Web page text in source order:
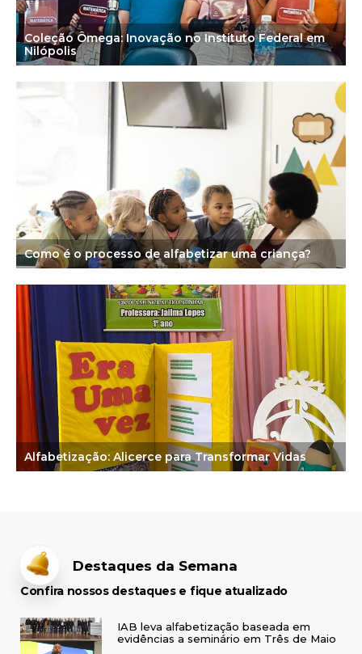
Coleção Ômega: Inovação no Instituto Federal em
Nilópolis
Como é o processo de alfabetizar uma criança?
Alfabetização: Alicerce para Transformar Vidas
Destaques da Semana
Confira nossos destaques e fique atualizado
IAB leva alfabetização baseada em
evidências a seminário em Três de Maio